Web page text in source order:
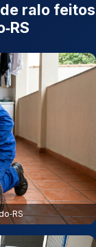
ralo feitos